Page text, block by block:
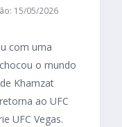
15/05/2026
com uma
o mundo
Khamzat
ao UFC
UFC Vegas.